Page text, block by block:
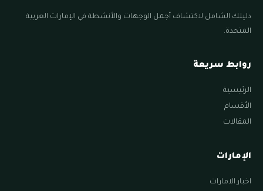
دليلك الشامل لاكتشاف أجمل الوجهات والأنشطة في الإمارات العربية
المتحدة.
روابط سريعة
الرئيسية
الأقسام
المقالات
الإمارات
اخبار الامارات